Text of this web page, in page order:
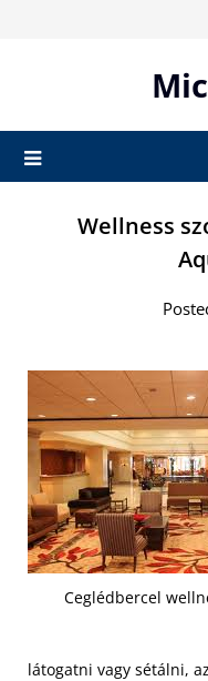
Wellness
Ceglédbercel
látogatni vagy sétálni,